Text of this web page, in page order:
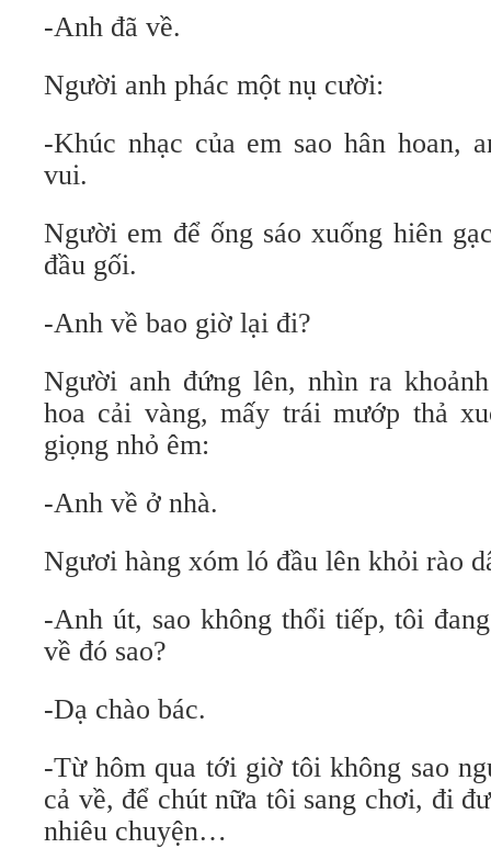
-Anh đã về.
Người anh phác một nụ cười:
-Khúc nhạc của em sao hân hoan,
vui.
Người em để ống sáo xuống hiên
đầu gối.
-Anh về bao giờ lại đi?
Người anh đứng lên, nhìn ra
hoa cải vàng, mấy trái mướp thả
giọng nhỏ êm:
-Anh về ở nhà.
Ngươi hàng xóm ló đầu lên khỏi rào
-Anh út, sao không thổi tiếp, tôi
về đó sao?
-Dạ chào bác.
-Từ hôm qua tới giờ tôi không sao
cả về, để chút nữa tôi sang chơi, đi
nhiêu chuyện…